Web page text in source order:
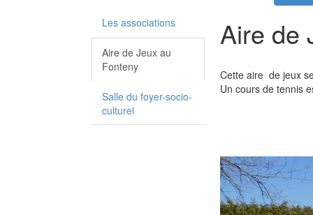
Aire de
Cette aire de jeux
Un cours de tennis
Les associations
Aire de Jeux au
Fonteny
Salle du foyer-socio-
culturel